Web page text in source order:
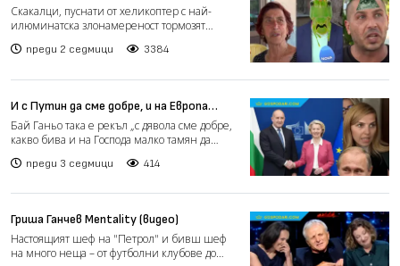
Скакалци, пуснати от хеликоптер с най-
илюминатска злонамереност тормозят
преди 2 седмици 3384
И с Путин да сме добре, и на Европа
тамян кадим (видео)
Бай Ганьо така е рекъл „с дявола сме добре,
какво бива и на Господа малко тамян да
преди 3 седмици 414
Гриша Ганчев Mentality (видео)
Настоящият шеф на "Петрол" и бивш шеф
на много неща – от футболни клубове до